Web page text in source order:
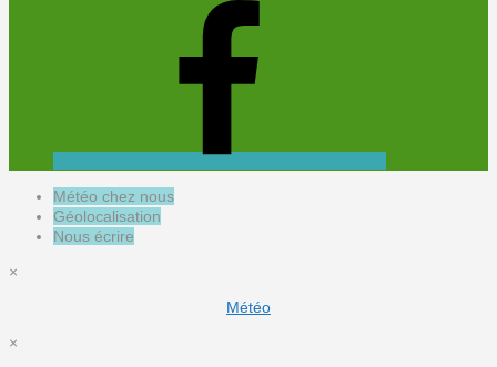
Météo chez nous
Géolocalisation
Nous écrire
×
Météo
×